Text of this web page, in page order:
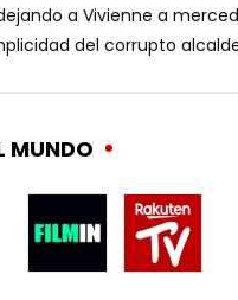
a Vivienne a
del corrupto
MUNDO